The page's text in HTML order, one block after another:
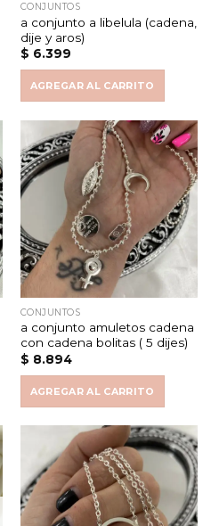
CONJUNTOS
a conjunto a libelula (cadena,
dije y aros)
$ 6.399
AGREGAR AL CARRITO
CONJUNTOS
a conjunto amuletos cadena
con cadena bolitas ( 5 dijes)
$ 8.894
AGREGAR AL CARRITO